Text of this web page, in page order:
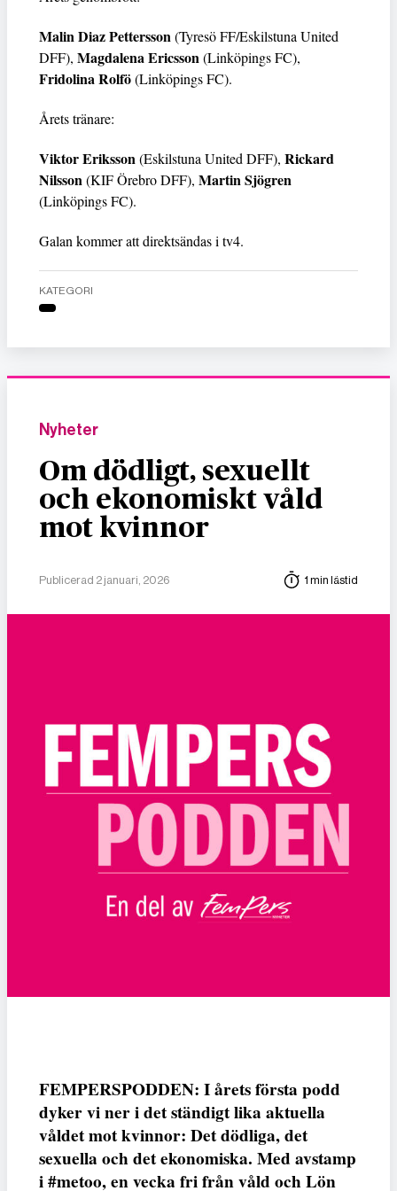
Malin Diaz Pettersson(Tyresö FF/Eskilstuna United
DFF), Magdalena Ericsson(Linköpings FC),
Fridolina Rolfö(Linköpings FC).
Årets tränare:
Viktor Eriksson(Eskilstuna United DFF), Rickard
Nilsson(KIF Örebro DFF), Martin Sjögren
(Linköpings FC).
Galan kommer att direktsändas i tv4.
KATEGORI
Nyheter
Om dödligt, sexuellt
och ekonomiskt våld
mot kvinnor
Publicerad 2 januari, 2026 1 min lästid
FEMPERSPODDEN: I årets första podd
dyker vi ner i det ständigt lika aktuella
våldet mot kvinnor: Det dödliga, det
sexuella och det ekonomiska. Med avstamp
i #metoo, en vecka fri från våld och Lön